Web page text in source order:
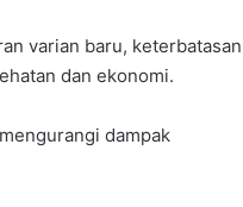
varian baru, keterbatasan
dan ekonomi.
dampak